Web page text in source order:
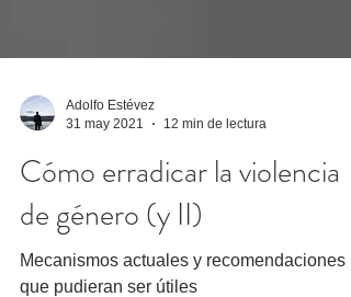
Adolfo Estévez
Cómo erradicar la violencia
de género (y II)
Mecanismos actuales y recomendaciones